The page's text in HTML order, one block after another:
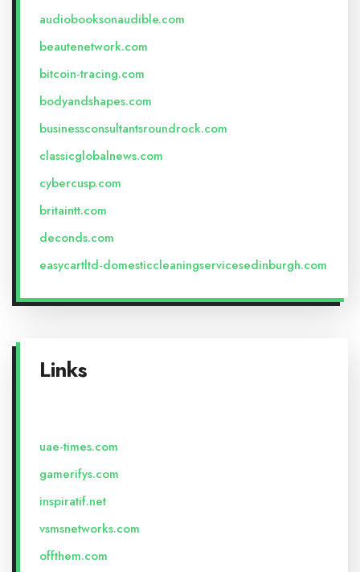
audiobooksonaudible.com
beautenetwork.com
bitcoin-tracing.com
bodyandshapes.com
businessconsultantsroundrock.com
classicglobalnews.com
cybercusp.com
britaintt.com
deconds.com
easycartltd-domesticcleaningservicesedinburgh.com
Links
uae-times.com
gamerifys.com
inspiratif.net
vsmsnetworks.com
offthem.com